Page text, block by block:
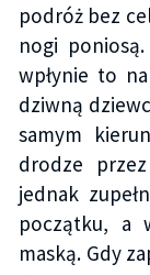
podróż bez
nogi
wpłynie to
dziwną
samym
drodze
jednak
początku, a
maską. Gdy